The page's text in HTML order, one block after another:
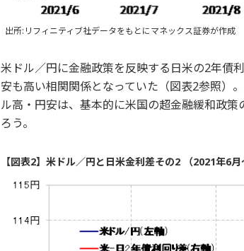
出所:リフィニティブ社データをもとにマネックス証券が作成
米ドル／円に金融政策を反映する日米の2年債
安も高い相関関係となっていた（図表2参照）
ル高・円安は、基本的に米国の超金融緩和政
ろう。
【図表2】米ドル／円と日米金利差その2 （2021年6月